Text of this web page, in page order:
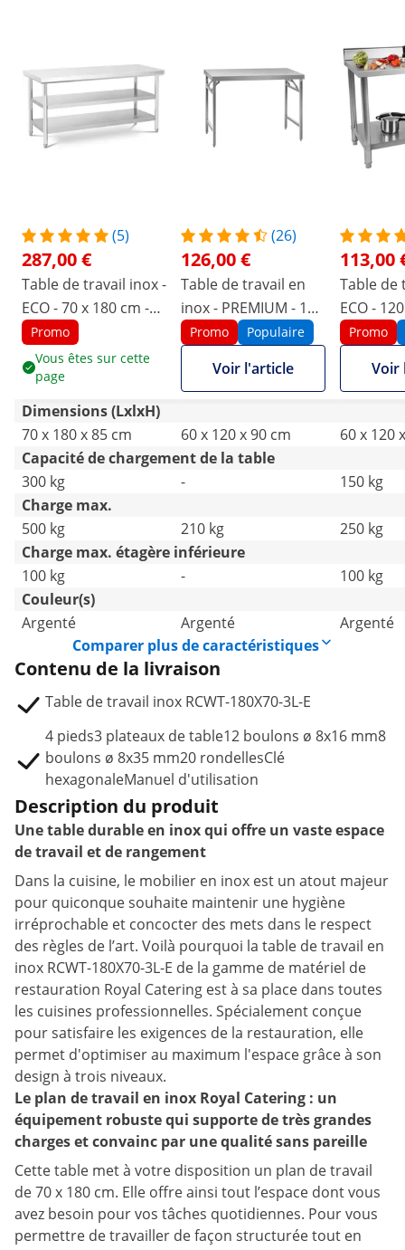
recherchent un établi de qualité pour une
cuisine professionnelle.
(5)
287,00 €
Table de travail inox -
ECO - 70 x 180 cm -
500 kg - étagère
intermédiaire - Royal
Catering
Promo
Vous êtes sur cette
page
(26)
126,00 €
Table de travail en
inox - PREMIUM - 120
x 60 cm - 210 kg -
pliable - Royal
Catering
Promo Populaire
Voir l'article
113,00
Table de
ECO -
250 kg -
Royal
Promo
Voir
Dimensions (LxlxH)
70 x 180 x 85 cm
60 x 120 x 90 cm
60 x 120
Capacité de chargement de la table
300 kg
-
150 kg
Charge max.
500 kg
210 kg
250 kg
Charge max. étagère inférieure
100 kg
-
100 kg
Couleur(s)
Argenté
Argenté
Argenté
Comparer plus de caractéristiques
Contenu de la livraison
Table de travail inox RCWT-180X70-3L-E
4 pieds3 plateaux de table12 boulons ø 8x16 mm8
boulons ø 8x35 mm20 rondellesClé
hexagonaleManuel d'utilisation
Description du produit
Une table durable en inox qui offre un vaste espace
de travail et de rangement
Dans la cuisine, le mobilier en inox est un atout majeur
pour quiconque souhaite maintenir une hygiène
irréprochable et concocter des mets dans le respect
des règles de l’art. Voilà pourquoi la table de travail en
inox RCWT-180X70-3L-E de la gamme de matériel de
restauration Royal Catering est à sa place dans toutes
les cuisines professionnelles. Spécialement conçue
pour satisfaire les exigences de la restauration, elle
permet d'optimiser au maximum l'espace grâce à son
design à trois niveaux.
Le plan de travail en inox Royal Catering : un
équipement robuste qui supporte de très grandes
charges et convainc par une qualité sans pareille
Cette table met à votre disposition un plan de travail
de 70 x 180 cm. Elle offre ainsi tout l’espace dont vous
avez besoin pour vos tâches quotidiennes. Pour vous
permettre de travailler de façon structurée tout en